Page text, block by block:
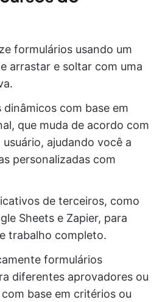
formulários usando um
arrastar e soltar com uma
com base em
que muda de acordo com
ajudando você a
personalizadas com
de terceiros, como
Sheets e Zapier, para
trabalho completo.
formulários
diferentes aprovadores ou
base em critérios ou